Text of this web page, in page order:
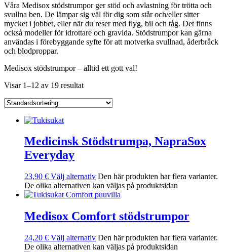
Våra Medisox stödstrumpor ger stöd och avlastning för trötta och
svullna ben. De lämpar sig väl för dig som står och/eller sitter
mycket i jobbet, eller när du reser med flyg, bil och tåg. Det finns
också modeller för idrottare och gravida. Stödstrumpor kan gärna
användas i förebyggande syfte för att motverka svullnad, åderbråck
och blodproppar.
Medisox stödstrumpor – alltid ett gott val!
Visar 1–12 av 19 resultat
Medicinsk Stödstrumpa, NapraSox
Everyday
23,90 € Välj alternativ Den här produkten har flera varianter.
De olika alternativen kan väljas på produktsidan
Medisox Comfort stödstrumpor
24,20 € Välj alternativ Den här produkten har flera varianter.
De olika alternativen kan väljas på produktsidan